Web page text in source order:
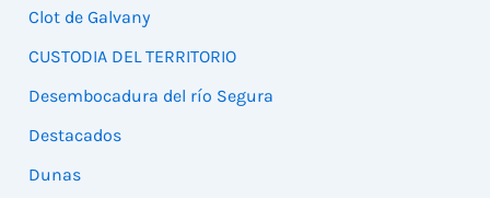
Clot de Galvany
CUSTODIA DEL TERRITORIO
Desembocadura del río Segura
Destacados
Dunas